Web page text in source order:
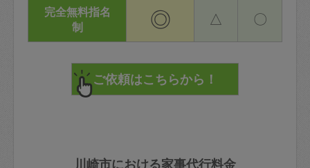
完全無料指名
制
◎ △ 〇
川崎市における家事代行料金